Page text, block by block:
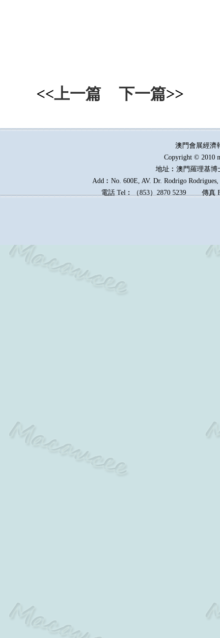
<<上一篇 下一篇>>
澳門會展經
Copyright © 2010
地址︰澳門羅理基博
Add︰No. 600E, AV. Dr. Rodrigo
電話 Tel︰（853）2870 5239傳真